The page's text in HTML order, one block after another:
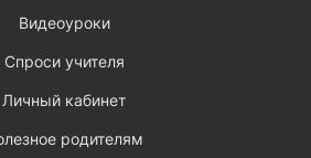
Видеоуроки
Спроси учителя
Личный кабинет
родителям